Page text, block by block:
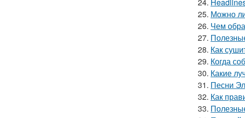
25. Можно
26. Чем
27.
28. Как
29. Когда
30. Какие
31. Песни
32. Как
33.